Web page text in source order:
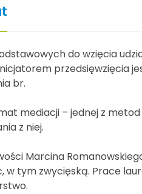
do wzięcia
przedsięwzięcia
br.
mediacji – jednej z
z niej.
Marcina
w tym zwycięską. Prace